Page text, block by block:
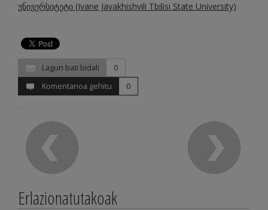
უნივერსიტეტი (Ivane Javakhishvili Tbilisi State University)
Lagun bati bidali
0
Komentarioa gehitu
0
Erlazionatutakoak